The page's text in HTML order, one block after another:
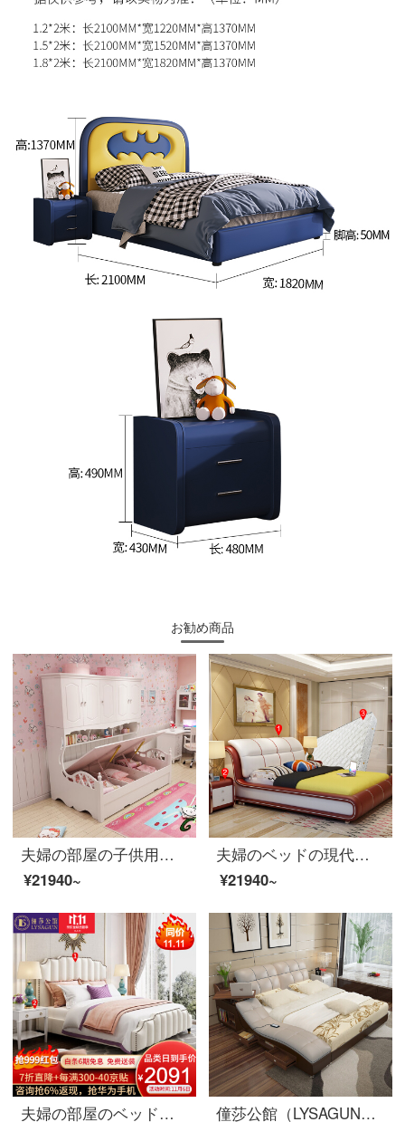
お勧め商品
夫婦の部屋の子供用ベッドと韓国式の洋服だんすの組み合わせベッドの多機能収納物田園ベッドルームの家具たんすのベッド+高箱(モップを含まない)1200*1900
¥21940~
夫婦のベッドの現代ベッドのベッドのベッドの実の木のダブルベッドの1.8メートルのベッドルームのベッドの高台の結婚式ベッドの家具の赤色の骨組み+マットレス+マットレス*2(備考サイズ)
¥21940~
夫婦の部屋のベッドの実の木のベッドのダブルベッドの1.8メートルの布芸ベッドのアメリカの軽奢な寝室の結婚式ベッドの逸品の家具のベッド+ベッドの頭の戸棚*1 1800*2000
僮莎公館（LYSAGUN）ベッドのダブルベッドの近代的な柔らかいベッドの畳のベッドはマッサージを持って物の結婚ベッドの旗艦版（＋金庫）の1800*2000を蓄えます。